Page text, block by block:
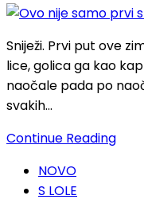
Sniježi. Prvi put ove
lice, golica ga kao
naočale pada po
svakih…
Continue Reading
NOVO
S LOLE